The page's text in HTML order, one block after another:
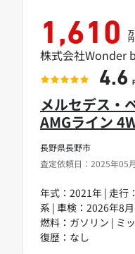
長野県長野市
査定依頼日：2025年05
メルセデス・
AMGライン
年式：2021年 | 走行
系 | 車検：2026年8
燃料：ガソリン | ミ
復歴：なし
1,610 万
円
株式会社Wonder
4.6